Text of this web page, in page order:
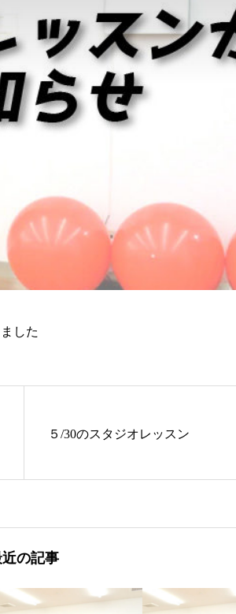
した
５/30のスタジオレッスン
の記事